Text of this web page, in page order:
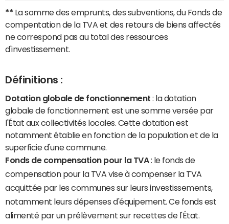
** La somme des emprunts, des subventions, du Fonds de
compentation de la TVA et des retours de biens affectés
ne correspond pas au total des ressources
d'investissement.
Définitions :
Dotation globale de fonctionnement : la dotation
globale de fonctionnement est une somme versée par
l'État aux collectivités locales. Cette dotation est
notamment établie en fonction de la population et de la
superficie d'une commune.
Fonds de compensation pour la TVA: le fonds de
compensation pour la TVA vise à compenser la TVA
acquittée par les communes sur leurs investissements,
notamment leurs dépenses d'équipement. Ce fonds est
alimenté par un prélèvement sur recettes de l'État.